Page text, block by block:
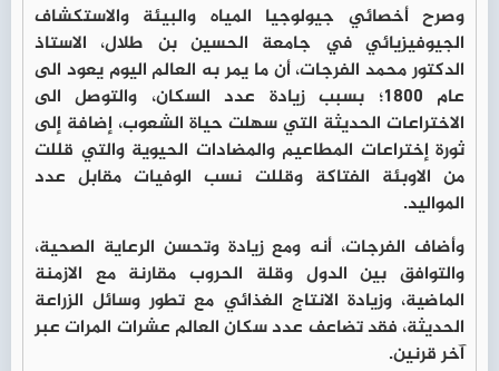
وصرح أخصائي جيولوجيا المياه والبيئة والاستكشاف
الجيوفيزيائي في جامعة الحسين بن طلال، الاستاذ
الدكتور محمد الفرجات، أن ما يمر به العالم اليوم يعود الى
عام 1800؛ بسبب زيادة عدد السكان، والتوصل الى
الاختراعات الحديثة التي سهلت حياة الشعوب، إضافة إلى
ثورة إختراعات المطاعيم والمضادات الحيوية والتي قللت
من الاوبئة الفتاكة وقللت نسب الوفيات مقابل عدد
المواليد.
وأضاف الفرجات، أنه ومع زيادة وتحسن الرعاية الصحية،
والتوافق بين الدول وقلة الحروب مقارنة مع الازمنة
الماضية، وزيادة الانتاج الغذائي مع تطور وسائل الزراعة
الحديثة، فقد تضاعف عدد سكان العالم عشرات المرات عبر
آخر قرنين.